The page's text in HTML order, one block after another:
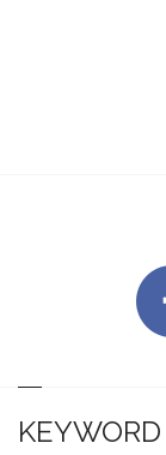
KEYWORD